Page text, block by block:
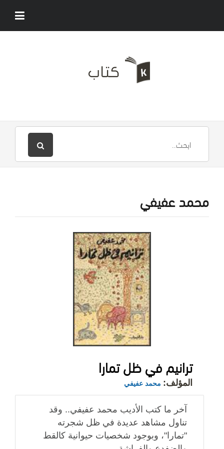
محمد عفيفي
ترانيم في ظل تمارا
المؤلف: محمد عفيفي
آخر ما كتب الأديب محمد عفيفي.. وقد
تناول مشاهد عديدة في ظل شجرته
"تمارا"، وبوجود شخصيات حيوانية كالقط